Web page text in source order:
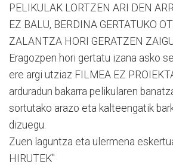
PELIKULAK LORTZEN ARI DEN
EZ BALU, BERDINA GERTATUKO
ZALANTZA HORI GERATZEN
Eragozpen hori gertatu izana asko
ere argi utziaz FILMEA EZ
arduradun bakarra pelikularen
sortutako arazo eta kalteengatik
dizuegu.
Zuen laguntza eta ulermena
HIRUTEK"